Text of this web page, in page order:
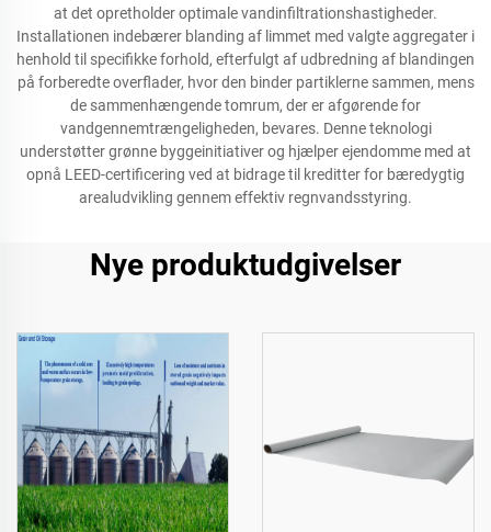
at det opretholder optimale vandinfiltrationshastigheder.
Installationen indebærer blanding af limmet med valgte aggregater i
henhold til specifikke forhold, efterfulgt af udbredning af blandingen
på forberedte overflader, hvor den binder partiklerne sammen, mens
de sammenhængende tomrum, der er afgørende for
vandgennemtrængeligheden, bevares. Denne teknologi
understøtter grønne byggeinitiativer og hjælper ejendomme med at
opnå LEED-certificering ved at bidrage til kreditter for bæredygtig
arealudvikling gennem effektiv regnvandsstyring.
Nye produktudgivelser